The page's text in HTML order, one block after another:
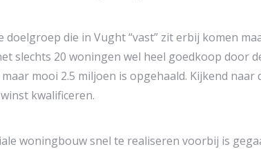
die in Vught “vast” zit erbij komen
slechts 20 woningen wel heel goedkoop door
mooi 2.5 miljoen is opgehaald. Kijkend naar
kwalificeren.
woningbouw snel te realiseren voorbij is